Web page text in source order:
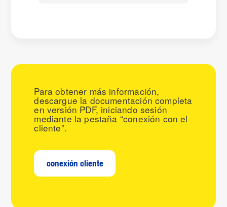
Para obtener más información,
descargue la documentación completa
en versión PDF, iniciando sesión
mediante la pestaña “conexión con el
cliente”.
conexión cliente